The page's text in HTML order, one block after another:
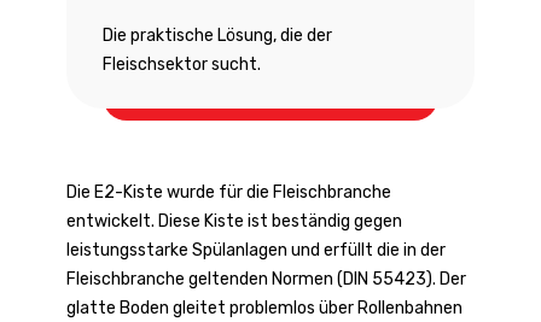
Die praktische Lösung, die der
Fleischsektor sucht.
Die E2-Kiste wurde für die Fleischbranche
entwickelt. Diese Kiste ist beständig gegen
leistungsstarke Spülanlagen und erfüllt die in der
Fleischbranche geltenden Normen (DIN 55423). Der
glatte Boden gleitet problemlos über Rollenbahnen